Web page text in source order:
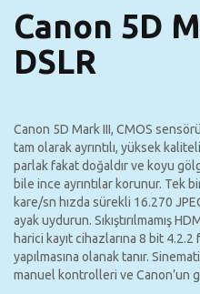
Canon 5D
DSLR
Canon 5D Mark III, CMOS
tam olarak ayrıntılı, yüksek
parlak fakat doğaldır ve koyu
bile ince ayrıntılar korunur. Tek
kare/sn hızda sürekli 16.270
ayak uydurun. Sıkıştırılmamış
harici kayıt cihazlarına 8 bit
yapılmasına olanak tanır.
manuel kontrolleri ve Canon’un